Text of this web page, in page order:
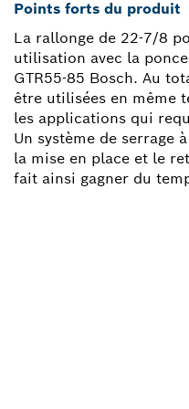
Points forts du produit
La rallonge de 22-7/8
utilisation avec la
GTR55-85 Bosch. Au
être utilisées en même
les applications qui
Un système de serrage
la mise en place et le
fait ainsi gagner du